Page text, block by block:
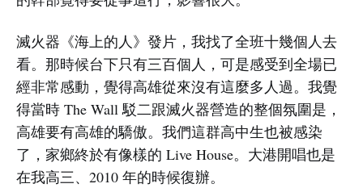
滅火器《海上的人》發片，我找了全班十幾個人去
看。那時候台下只有三百個人，可是感受到全場已
經非常感動，覺得高雄從來沒有這麼多人過。我覺
得當時 The Wall 駁二跟滅火器營造的整個氛圍是，
高雄要有高雄的驕傲。我們這群高中生也被感染
了，家鄉終於有像樣的 Live House。大港開唱也是
在我高三、2010 年的時候復辦。